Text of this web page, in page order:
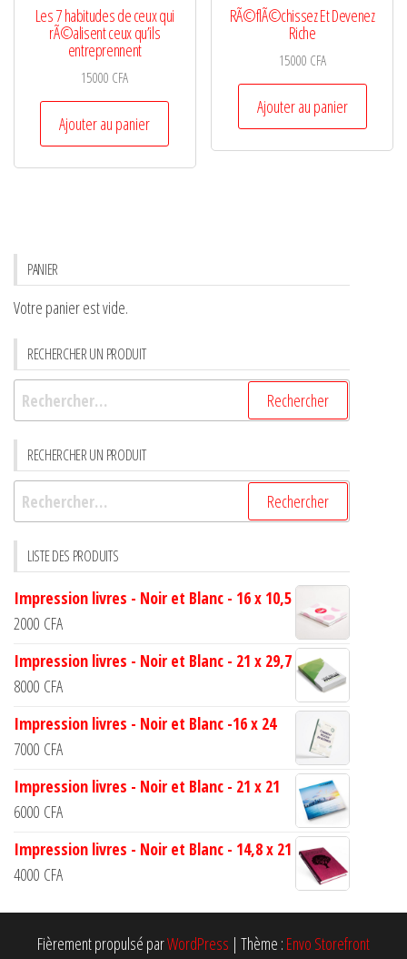
Les 7 habitudes de ceux qui
rÃ©alisent ceux qu’ils
entreprennent
15000 CFA
Ajouter au panier
RÃ©flÃ©chissez Et Devenez
Riche
15000 CFA
Ajouter au panier
PANIER
Votre panier est vide.
RECHERCHER UN PRODUIT
RECHERCHER UN PRODUIT
LISTE DES PRODUITS
Impression livres - Noir et Blanc - 16 x 10,5
2000 CFA
Impression livres - Noir et Blanc - 21 x 29,7
8000 CFA
Impression livres - Noir et Blanc -16 x 24
7000 CFA
Impression livres - Noir et Blanc - 21 x 21
6000 CFA
Impression livres - Noir et Blanc - 14,8 x 21
4000 CFA
Fièrement propulsé parWordPress | Thème : Envo Storefront